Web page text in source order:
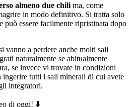
almeno due chili ma, come
in modo definitivo. Si tratta solo
può essere facilmente ripristinata dopo
vanno a perdere anche molti sali
naturalmente se abitualmente
se invece vi trovate in condizioni
tutti i sali minerali di cui avete
integratori.
di oggi! ⬇️